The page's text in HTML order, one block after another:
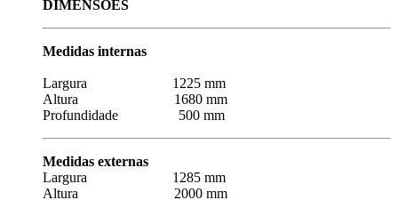
DIMENSÕES
Medidas internas
Largura 1225 mm
Altura 1680 mm
Profundidade 500 mm
Medidas externas
Largura 1285 mm
Altura 2000 mm